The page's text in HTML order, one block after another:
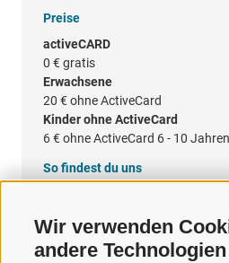
Wir verwenden
andere Technologien
Preise
activeCARD
0 € gratis
Erwachsene
20 € ohne ActiveCard
Kinder ohne ActiveCard
6 € ohne ActiveCard 6 - 10 Jahren
So findest du uns